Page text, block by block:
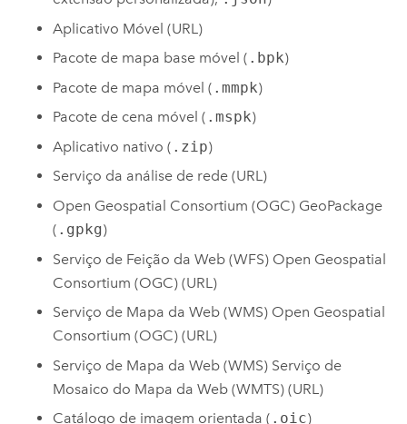
Aplicativo Móvel (URL)
Pacote de mapa base móvel ( .bpk)
Pacote de mapa móvel ( .mmpk)
Pacote de cena móvel ( .mspk)
Aplicativo nativo ( .zip)
Serviço da análise de rede (URL)
Open Geospatial Consortium (OGC) GeoPackage
( .gpkg)
Serviço de Feição da Web (WFS) Open Geospatial
Consortium (OGC) (URL)
Serviço de Mapa da Web (WMS) Open Geospatial
Consortium (OGC) (URL)
Serviço de Mapa da Web (WMS) Serviço de
Mosaico do Mapa da Web (WMTS) (URL)
Catálogo de imagem orientada ( .oic)